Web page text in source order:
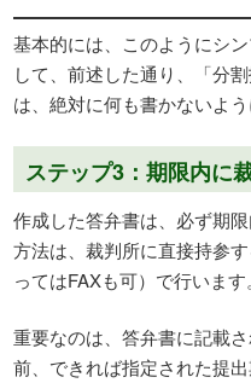
基本的には、このようにシ
して、前述した通り、「分
は、絶対に何も書かないよう
ステップ3：期限内に
作成した答弁書は、必ず期
方法は、裁判所に直接持参
ってはFAXも可）で行います。
重要なのは、答弁書に記載
前、できれば指定された提